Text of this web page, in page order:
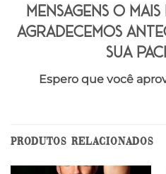
mensagens o
agradecemos
sua
Espero que você
PRODUTOS RELACIONADOS